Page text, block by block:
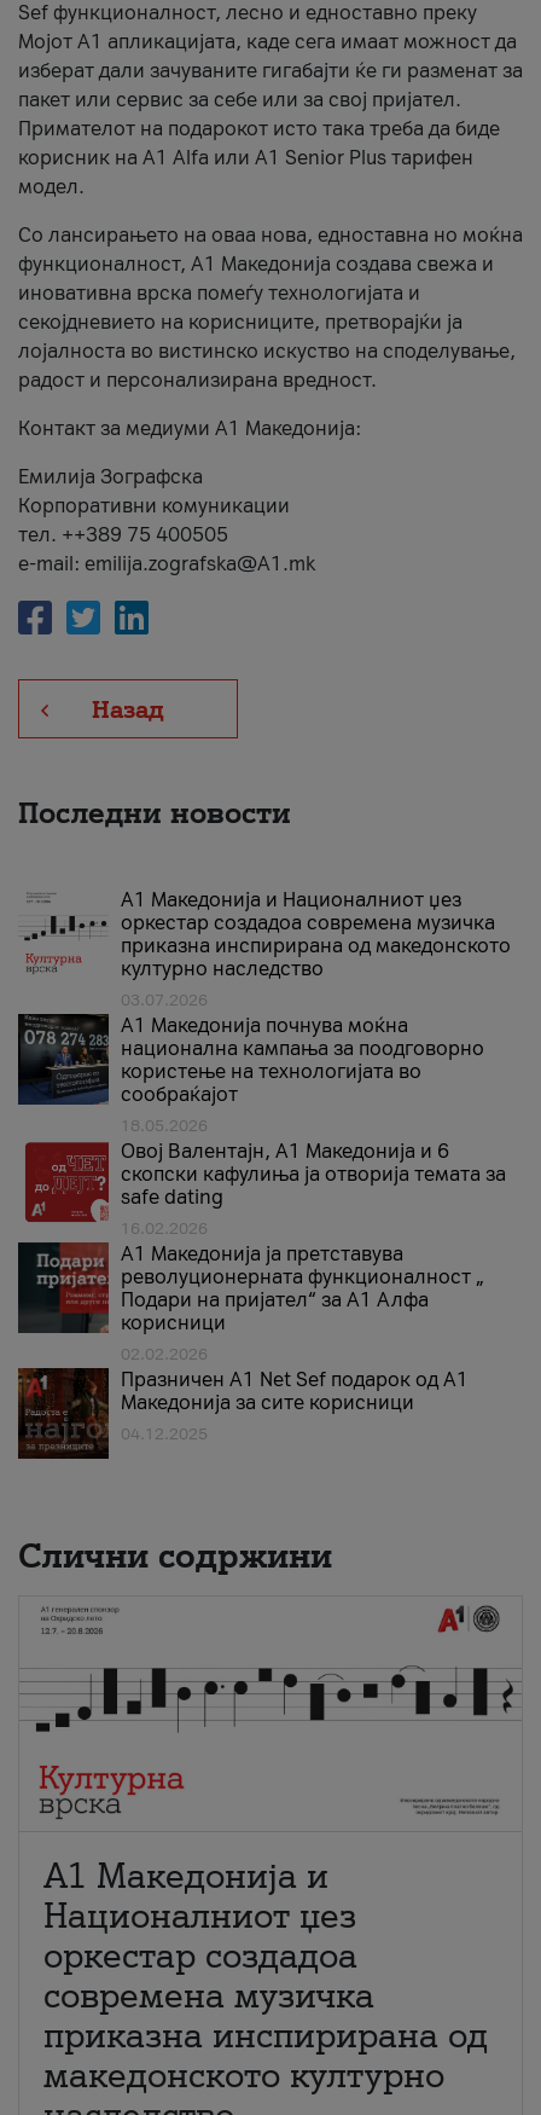
Sef функционалност, лесно и едноставно преку
Мојот А1 апликацијата, каде сега имаат можност да
изберат дали зачуваните гигабајти ќе ги разменат за
пакет или сервис за себе или за свој пријател.
Примателот на подарокот исто така треба да биде
корисник на А1 Alfa или A1 Senior Plus тарифен
модел.
Со лансирањето на оваа нова, едноставна но моќна
функционалност, А1 Македонија создава свежа и
иновативна врска помеѓу технологијата и
секојдневието на корисниците, претворајќи ја
лојалноста во вистинско искуство на споделување,
радост и персонализирана вредност.
Контакт за медиуми А1 Македонија:
Емилија Зографска
Корпоративни комуникации
тел. ++389 75 400505
e-mail: emilija.zografska@A1.mk
Назад
Последни новости
А1 Македонија и Националниот џез
оркестар создадоа современа музичка
приказна инспирирана од македонското
културно наследство
03.07.2026
A1 Македонија почнува моќна
национална кампања за поодговорно
користење на технологијата во
сообраќајот
18.05.2026
Овој Валентајн, A1 Македонија и 6
скопски кафулиња ја отворија темата за
safe dating
16.02.2026
А1 Македонија ја претставува
револуционерната функционалност „
Подари на пријател“ за А1 Алфа
корисници
02.02.2026
Празничен A1 Net Sеf подарок од А1
Македонија за сите корисници
04.12.2025
Слични содржини
А1 Македонија и
Националниот џез
оркестар создадоа
современа музичка
приказна инспирирана од
македонското културно